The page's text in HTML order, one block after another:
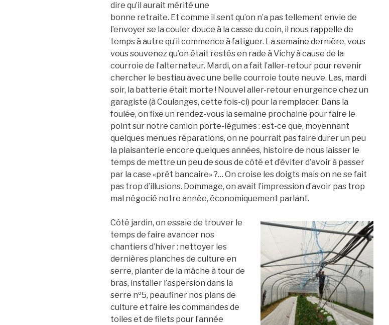
dire qu’il aurait mérité une
bonne retraite. Et comme il sent qu’on n’a pas tellement envie de
l’envoyer se la couler douce à la casse du coin, il nous rappelle de
temps à autre qu’il commence à fatiguer. La semaine dernière, vous
vous souvenez qu’on était restés en rade à Vichy à cause de la
courroie de l’alternateur. Mardi, on a fait l’aller-retour pour revenir
chercher le bestiau avec une belle courroie toute neuve. Las, mardi
soir, la batterie était morte ! Nouvel aller-retour en urgence chez un
garagiste (à Coulanges, cette fois-ci) pour la remplacer. Dans la
foulée, on fixe un rendez-vous la semaine prochaine pour faire le
point sur notre camion porte-légumes : est-ce que, moyennant
quelques menues réparations, on ne pourrait pas faire durer un peu
la plaisanterie encore quelques années, histoire de nous laisser le
temps de mettre un peu de sous de côté et d’éviter d’avoir à passer
par la case «prêt bancaire» ?… On croise les doigts mais on ne se fait
pas trop d’illusions. Dommage, on avait l’impression d’avoir pas trop
mal négocié notre année, économiquement parlant.
Côté jardin, on essaie de trouver le
temps de faire avancer nos
chantiers d’hiver : nettoyer les
dernières planches de culture en
serre, planter de la mâche à tour de
bras, installer l’aspersion dans la
serre nº5, peaufiner nos plans de
culture et faire les commandes de
toiles et de filets pour l’année